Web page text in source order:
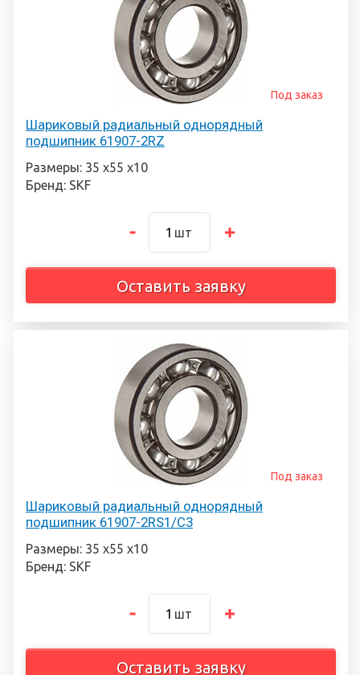
Шариковый радиальный однорядный
подшипник 61907-2RZ
Под заказ
Размеры: 35 х55 х10
Бренд: SKF
шт
Оставить заявку
Шариковый радиальный однорядный
подшипник 61907-2RS1/C3
Под заказ
Размеры: 35 х55 х10
Бренд: SKF
шт
Оставить заявку